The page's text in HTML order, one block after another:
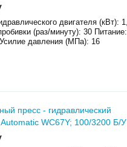
двигателя (кВт): 1,
(раз/минуту): 30 Питание:
давления (МПа): 16
пресс - гидравлический
WC67Y; 100/3200 Б/У